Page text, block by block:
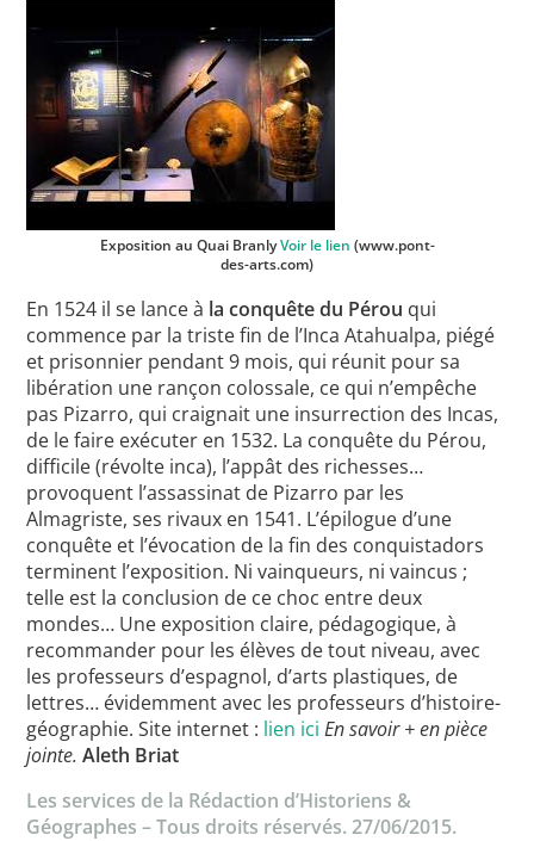
Exposition au Quai BranlyVoir le lien (www.pont-
des-arts.com)
En 1524 il se lance à la conquête du Pérou qui
commence par la triste fin de l’Inca Atahualpa, piégé
et prisonnier pendant 9 mois, qui réunit pour sa
libération une rançon colossale, ce qui n’empêche
pas Pizarro, qui craignait une insurrection des Incas,
de le faire exécuter en 1532. La conquête du Pérou,
difficile (révolte inca), l’appât des richesses…
provoquent l’assassinat de Pizarro par les
Almagriste, ses rivaux en 1541. L’épilogue d’une
conquête et l’évocation de la fin des conquistadors
terminent l’exposition. Ni vainqueurs, ni vaincus ;
telle est la conclusion de ce choc entre deux
mondes… Une exposition claire, pédagogique, à
recommander pour les élèves de tout niveau, avec
les professeurs d’espagnol, d’arts plastiques, de
lettres… évidemment avec les professeurs d’histoire-
géographie. Site internet : lien ici En savoir + en pièce
jointe. Aleth Briat
Les services de la Rédaction d’Historiens &
Géographes – Tous droits réservés. 27/06/2015.